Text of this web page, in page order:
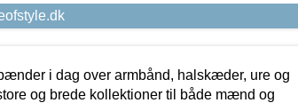
i dag over armbånd, halskæder, ure og
og brede kollektioner til både mænd og